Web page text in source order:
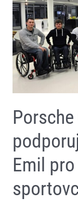
Emil
republika
podporuje
Nadační
fond
Emil
pro
sportovce